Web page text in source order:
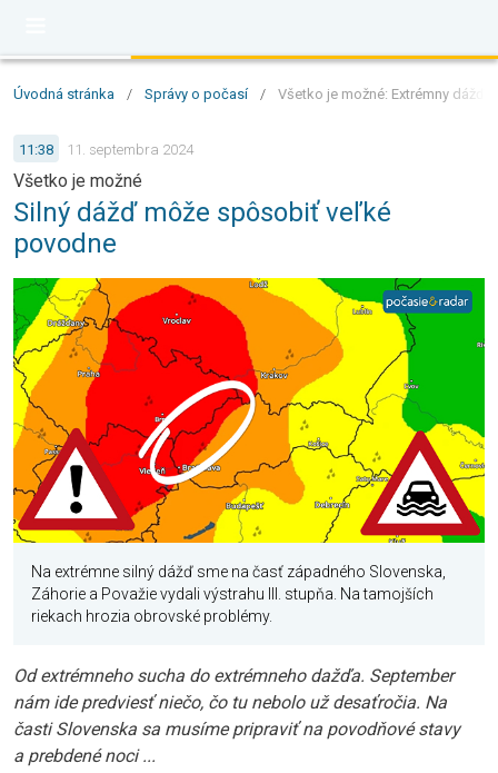
Úvodná stránka / Správy o počasí / Všetko je možné: Extrémny dážď
11:38 11. septembra 2024
Všetko je možné
Silný dážď môže spôsobiť veľké
povodne
Na extrémne silný dážď sme na časť západného Slovenska,
Záhorie a Považie vydali výstrahu III. stupňa. Na tamojších
riekach hrozia obrovské problémy.
Od extrémneho sucha do extrémneho dažďa. September
nám ide predviesť niečo, čo tu nebolo už desaťročia. Na
časti Slovenska sa musíme pripraviť na povodňové stavy
a prebdené noci ...